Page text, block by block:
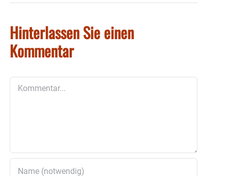
Hinterlassen Sie einen
Kommentar